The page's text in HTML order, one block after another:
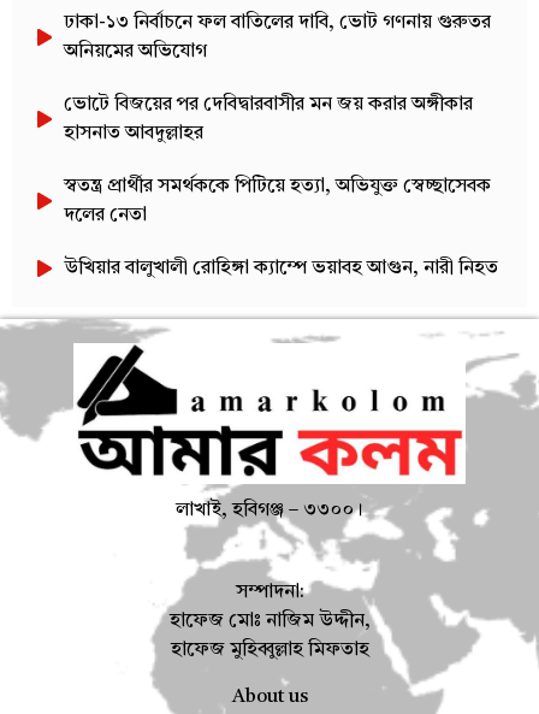
ঢাকা-১৩ নির্বাচনে ফল বাতিলের দাবি, ভোট গণনায় গুরুতর
অনিয়মের অভিযোগ
ভোটে বিজয়ের পর দেবিদ্বারবাসীর মন জয় করার অঙ্গীকার
হাসনাত আবদুল্লাহর
স্বতন্ত্র প্রার্থীর সমর্থককে পিটিয়ে হত্যা, অভিযুক্ত স্বেচ্ছাসেবক
দলের নেতা
উখিয়ার বালুখালী রোহিঙ্গা ক্যাম্পে ভয়াবহ আগুন, নারী নিহত
লাখাই, হবিগঞ্জ – ৩৩০০।
সম্পাদনা:
হাফেজ মোঃ নাজিম উদ্দীন,
হাফেজ মুহিব্বুল্লাহ মিফতাহ
About us